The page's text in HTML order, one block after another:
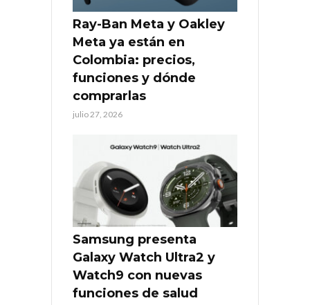
Ray-Ban Meta y Oakley
Meta ya están en
Colombia: precios,
funciones y dónde
comprarlas
julio 27, 2026
Samsung presenta
Galaxy Watch Ultra2 y
Watch9 con nuevas
funciones de salud